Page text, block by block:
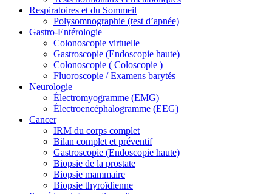
Respiratoires et du Sommeil
Polysomnographie (test d’apnée)
Gastro-Entérologie
Colonoscopie virtuelle
Gastroscopie (Endoscopie haute)
Colonoscopie ( Coloscopie )
Fluoroscopie / Examens barytés
Neurologie
Électromyogramme (EMG)
Électroencéphalogramme (EEG)
Cancer
IRM du corps complet
Bilan complet et préventif
Gastroscopie (Endoscopie haute)
Biopsie de la prostate
Biopsie mammaire
Biopsie thyroïdienne